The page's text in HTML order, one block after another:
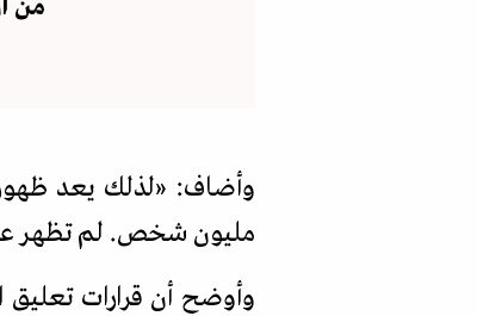
من
وأضاف: «
مليون شخص. لم تظهر
وأوضح أن قرارات تعليق